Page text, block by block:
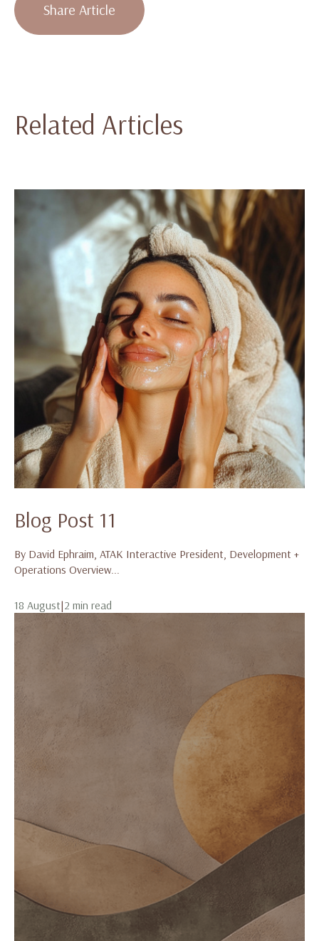
Share Article
Related Articles
Blog Post 11
By David Ephraim, ATAK Interactive President, Development +
Operations Overview...
18 August|2 min read